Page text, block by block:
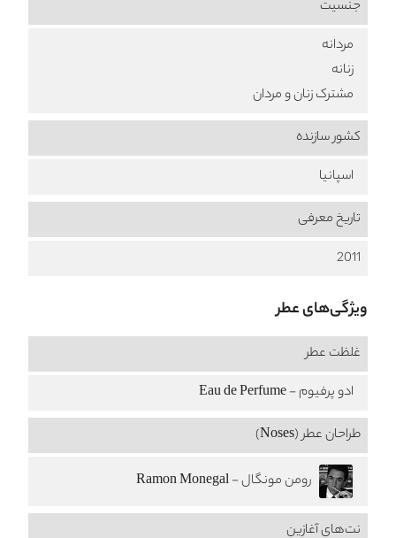
جنسیت
مردانه
زنانه
مشترک زنان و مردان
کشور سازنده
اسپانیا
تاریخ معرفی
2011
ویژگی‌های عطر
غلظت عطر
ادو پرفیوم - Eau de Perfume
طراحان عطر (Noses)
رومن مونگال - Ramon Monegal
نت‌های آغازین